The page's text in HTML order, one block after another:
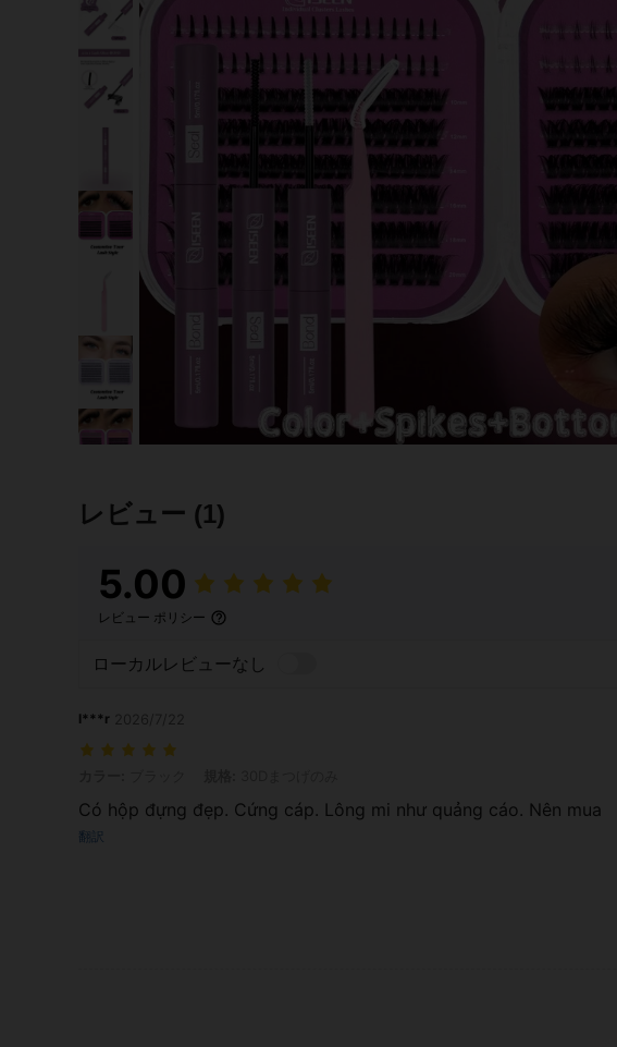
レビュー (1)
5.00
レビュー ポリシー
ローカルレビューなし
l***r
Có hộp đựng đẹp. Cứng cáp. Lông mi như quảng cáo. Nên mua
翻訳